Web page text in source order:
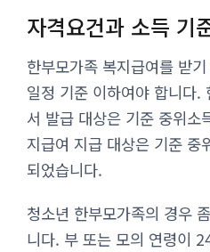
자격요건과 소득 기
한부모가족 복지급여를 받
일정 기준 이하여야 합니다.
서 발급 대상은 기준 중위
지급여 지급 대상은 기준
되었습니다.
청소년 한부모가족의 경우
니다. 부 또는 모의 연령이